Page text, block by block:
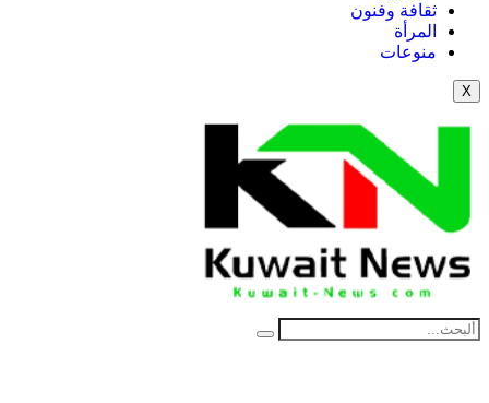
ثقافة وفنون
المرأة
منوعات
X
News Elementor